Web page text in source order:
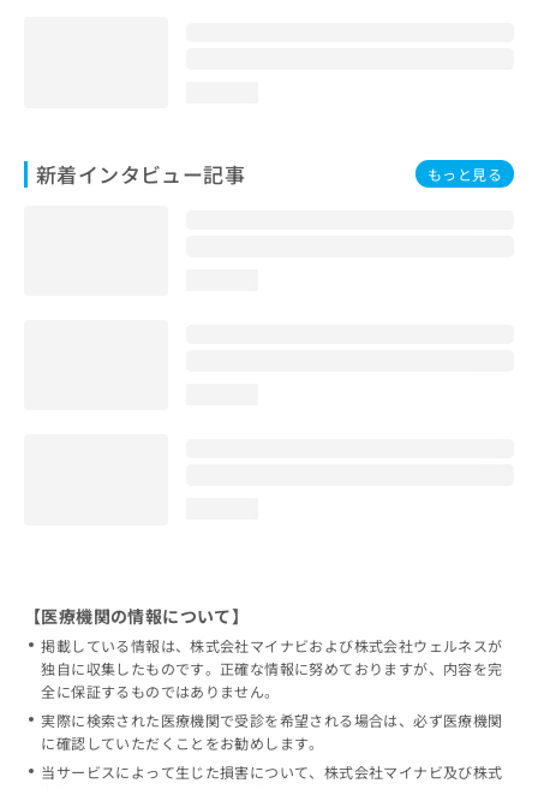
新着インタビュー記事 もっと見る
【医療機関の情報について】
掲載している情報は、株式会社マイナビおよび株式会社ウェルネスが
独自に収集したものです。正確な情報に努めておりますが、内容を完
全に保証するものではありません。
実際に検索された医療機関で受診を希望される場合は、必ず医療機関
に確認していただくことをお勧めします。
当サービスによって生じた損害について、株式会社マイナビ及び株式